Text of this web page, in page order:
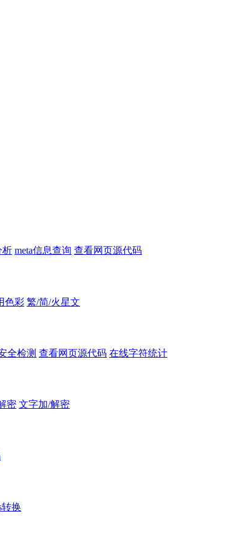
析 meta信息查询 查看网页源代码
色彩 繁/简/火星文
全检测 查看网页源代码 在线字符统计
密 文字加/解密
转换